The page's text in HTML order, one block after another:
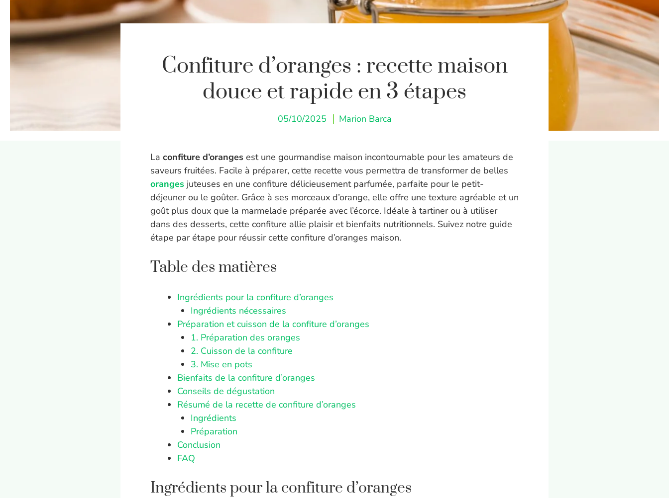
Confiture d’oranges : recette maison
douce et rapide en 3 étapes
05/10/2025 Marion Barca
La confiture d’oranges est une gourmandise maison incontournable pour les amateurs de
saveurs fruitées. Facile à préparer, cette recette vous permettra de transformer de belles
oranges juteuses en une confiture délicieusement parfumée, parfaite pour le petit-
déjeuner ou le goûter. Grâce à ses morceaux d’orange, elle offre une texture agréable et un
goût plus doux que la marmelade préparée avec l’écorce. Idéale à tartiner ou à utiliser
dans des desserts, cette confiture allie plaisir et bienfaits nutritionnels. Suivez notre guide
étape par étape pour réussir cette confiture d’oranges maison.
Table des matières
Ingrédients pour la confiture d’oranges
Ingrédients nécessaires
Préparation et cuisson de la confiture d’oranges
1. Préparation des oranges
2. Cuisson de la confiture
3. Mise en pots
Bienfaits de la confiture d’oranges
Conseils de dégustation
Résumé de la recette de confiture d’oranges
Ingrédients
Préparation
Conclusion
FAQ
Ingrédients pour la confiture d’oranges